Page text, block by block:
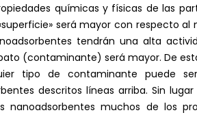
químicas y físicas de las
será mayor con respecto
tendrán una alta
(contaminante) será mayor. De
tipo de contaminante puede
descritos líneas arriba. Sin
nanoadsorbentes muchos de los